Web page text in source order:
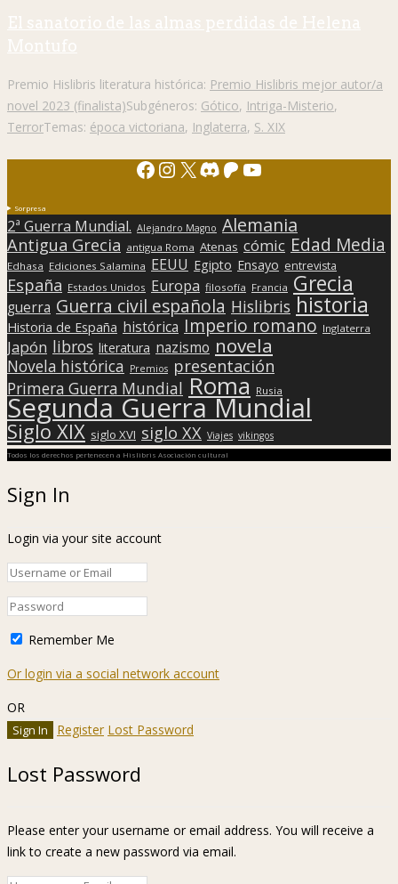
El sanatorio de las almas perdidas de Helena
Montufo
Premio Hislibris literatura histórica: Premio Hislibris mejor autor/a
novel 2023 (finalista)Subgéneros: Gótico, Intriga-Misterio,
TerrorTemas: época victoriana, Inglaterra, S. XIX
Facebook
Instagram
X Discord
Patreon
YouTube
Sorpresa
2ª Guerra Mundial. Alejandro Magno Alemania
Antigua Grecia antigua Roma Atenas cómic Edad Media
Edhasa Ediciones Salamina EEUU Egipto Ensayo entrevista
España Estados Unidos Europa filosofía Francia Grecia
guerra Guerra civil española Hislibris historia
Historia de España histórica Imperio romano Inglaterra
Japón libros literatura nazismo novela
Novela histórica Premios presentación
Primera Guerra Mundial Roma Rusia
Segunda Guerra Mundial
Siglo XIX siglo XVI siglo XX Viajes vikingos
Todos los derechos pertenecen a Hislibris Asociación cultural
Sign In
Login via your site account
Remember Me
Or login via a social network account
OR
Register Lost Password
Lost Password
Please enter your username or email address. You will receive a
link to create a new password via email.